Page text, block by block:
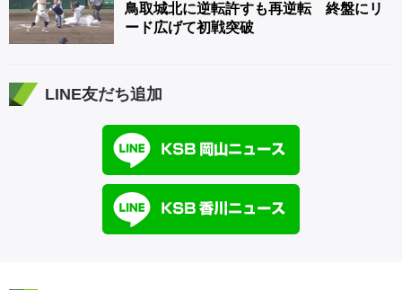
鳥取城北に逆転許すも再逆転 終盤にリ
ード広げて初戦突破
LINE友だち追加